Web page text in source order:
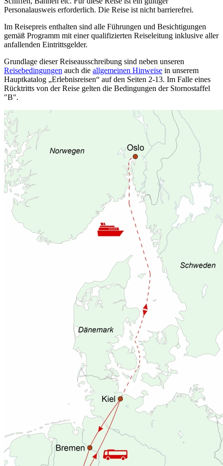
Personalausweis erforderlich. Die Reise ist nicht barrierefrei.
Im Reisepreis enthalten sind alle Führungen und Besichtigungen
gemäß Programm mit einer qualifizierten Reiseleitung inklusive aller
anfallenden Eintrittsgelder.
Grundlage dieser Reiseausschreibung sind neben unseren
Reisebedingungen auch die allgemeinen Hinweise in unserem
Hauptkatalog „Erlebnisreisen“ auf den Seiten 2-13. Im Falle eines
Rücktritts von der Reise gelten die Bedingungen der Stornostaffel
"B".